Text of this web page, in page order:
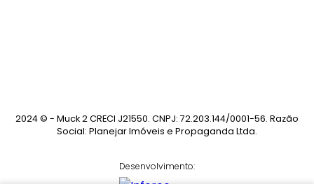
2024 © - Muck 2 CRECI J21550. CNPJ: 72.203.144/0001-56. Razão
Social: Planejar Imóveis e Propaganda Ltda.
Desenvolvimento: